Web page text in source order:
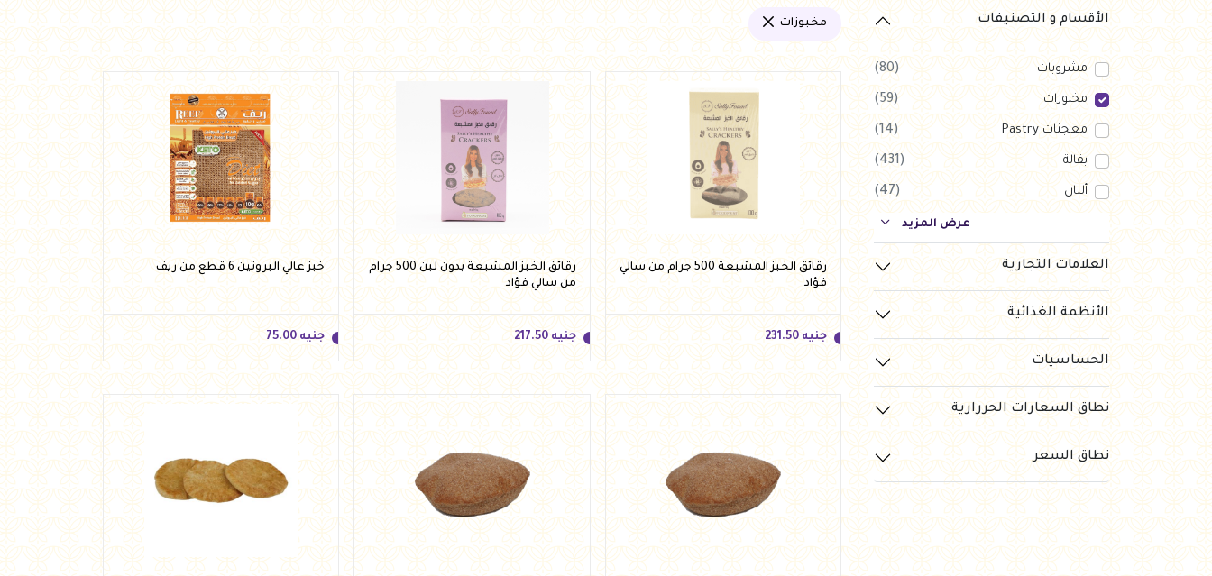
الأقسام و التصنيفات
مشروبات (80)
مخبوزات (59)
معجنات Pastry (14)
بقالة (431)
ألبان (47)
(123)
دواجن (56)
العروض Offers (1)
جزارة (120)
رايس كيك Rice cake (10)
عرض المزيد
العلامات التجارية
الأنظمة الغذائية
الحساسيات
نطاق السعارات الحررارية
نطاق السعر
مخبوزات
رقائق الخبز المشبعة 500 جرام من سالي
فؤاد
جنيه 231.50
جنيه 231.50
أضف للسلة
رقائق الخبز المشبعة بدون لبن 500 جرام
من سالي فؤاد
جنيه 217.50
جنيه 217.50
أضف للسلة
خبز عالي البروتين 6 قطع من ريف
جنيه 75.00
جنيه 75.00